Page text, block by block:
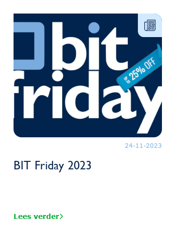
24-11-2023
BIT Friday 2023
Lees verder